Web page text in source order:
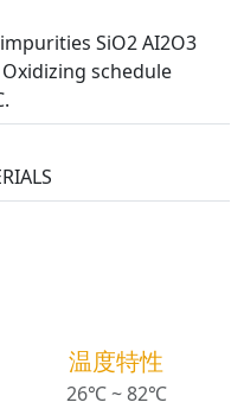
SiO2 AI2O3
schedule
温度特性
26℃ ~ 82℃